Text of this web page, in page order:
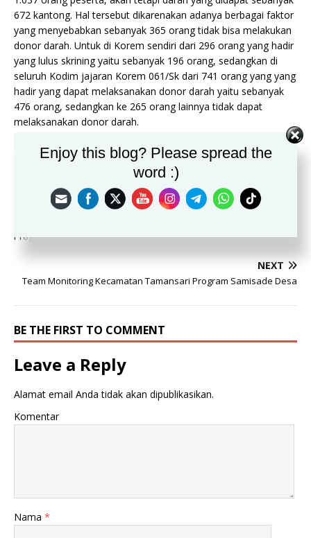
672 kantong. Hal tersebut dikarenakan adanya berbagai faktor
yang menyebabkan sebanyak 365 orang tidak bisa melakukan
donor darah. Untuk di Korem sendiri dari 296 orang yang hadir
yang lulus skrining yaitu sebanyak 196 orang, sedangkan di
seluruh Kodim jajaran Korem 061/Sk dari 741 orang yang yang
hadir yang dapat melaksanakan donor darah yaitu sebanyak
476 orang, sedangkan ke 265 orang lainnya tidak dapat
melaksanakan donor darah.
Sumber: Penrem 061/SK
Program Samisade Tahap 2 Desa Cibanteng Berjalan Lancar
NEXT
Team Monitoring Kecamatan Tamansari Program Samisade Desa
BE THE FIRST TO COMMENT
Leave a Reply
Alamat email Anda tidak akan dipublikasikan.
Komentar
Nama *
Enjoy this blog? Please spread the
word :)